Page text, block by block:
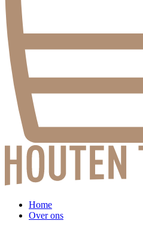
Home
Over ons